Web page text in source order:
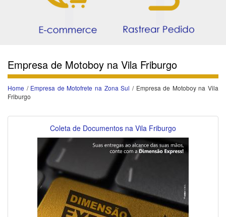
Empresa de Motoboy na Vila Friburgo
Home / Empresa de Motofrete na Zona Sul / Empresa de Motoboy na Vila
Friburgo
Coleta de Documentos na Vila Friburgo